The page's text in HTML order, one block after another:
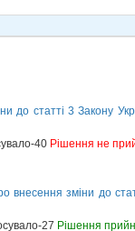
статті 3 Закону
40 Рішення не
зміни до
27 Рішення